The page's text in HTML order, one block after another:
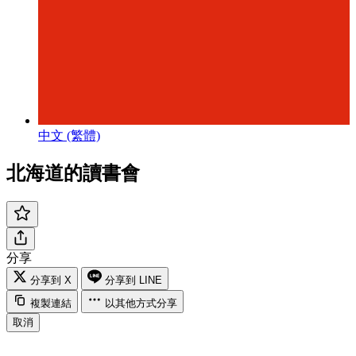
中文 (繁體)
北海道的讀書會
分享
分享到 X
分享到 LINE
複製連結
以其他方式分享
取消